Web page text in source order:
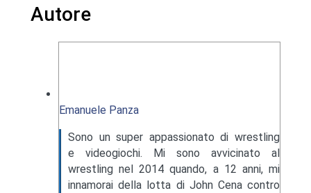
Autore
Emanuele Panza
Sono un super appassionato di wrestling
e videogiochi. Mi sono avvicinato al
wrestling nel 2014 quando, a 12 anni, mi
innamorai della lotta di John Cena contro